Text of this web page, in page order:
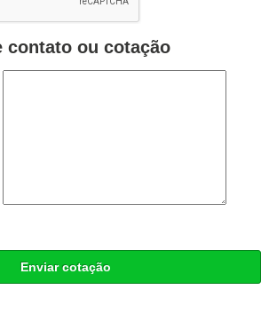
contato ou cotação
Enviar cotação